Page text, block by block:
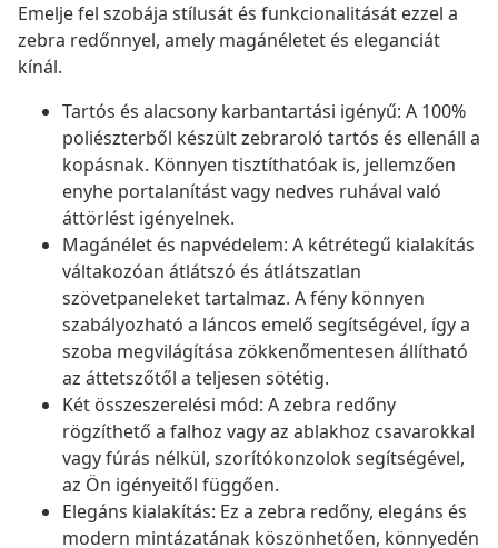
Emelje fel szobája stílusát és funkcionalitását ezzel a
zebra redőnnyel, amely magánéletet és eleganciát
kínál.
Tartós és alacsony karbantartási igényű: A 100%
poliészterből készült zebraroló tartós és ellenáll a
kopásnak. Könnyen tisztíthatóak is, jellemzően
enyhe portalanítást vagy nedves ruhával való
áttörlést igényelnek.
Magánélet és napvédelem: A kétrétegű kialakítás
váltakozóan átlátszó és átlátszatlan
szövetpaneleket tartalmaz. A fény könnyen
szabályozható a láncos emelő segítségével, így a
szoba megvilágítása zökkenőmentesen állítható
az áttetszőtől a teljesen sötétig.
Két összeszerelési mód: A zebra redőny
rögzíthető a falhoz vagy az ablakhoz csavarokkal
vagy fúrás nélkül, szorítókonzolok segítségével,
az Ön igényeitől függően.
Elegáns kialakítás: Ez a zebra redőny, elegáns és
modern mintázatának köszönhetően, könnyedén